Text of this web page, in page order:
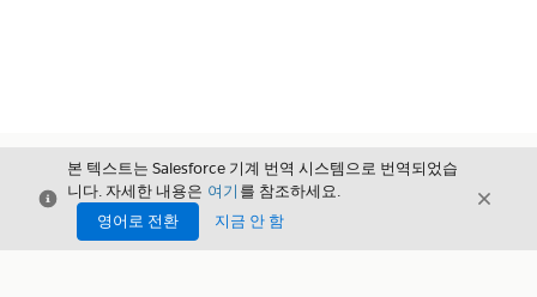
닫기
본 텍스트는 Salesforce 기계 번역 시스템으로 번역되었습
니다. 자세한 내용은 여기 를 참조하세요.
영어로 전환
지금 안 함
닫기